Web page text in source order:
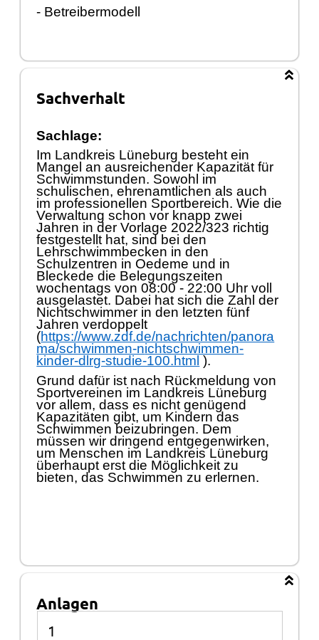
- Betreibermodell
Sachverhalt
Sachlage:
Im Landkreis Lüneburg besteht ein
Mangel an ausreichender Kapazität für
Schwimmstunden. Sowohl im
schulischen, ehrenamtlichen als auch
im professionellen Sportbereich. Wie die
Verwaltung schon vor knapp zwei
Jahren in der Vorlage 2022/323 richtig
festgestellt hat, sind bei den
Lehrschwimmbecken in den
Schulzentren in Oedeme und in
Bleckede die Belegungszeiten
wochentags von 08:00 - 22:00 Uhrvoll
ausgelastet. Dabei hat sich die Zahl der
Nichtschwimmer in den letzten fünf
Jahren verdoppelt
(https://www.zdf.de/nachrichten/panora
ma/schwimmen-nichtschwimmen-
kinder-dlrg-studie-100.html ).
Grund dafür ist nach Rückmeldung von
Sportvereinen im Landkreis Lüneburg
vor allem, dass es nicht genügend
Kapazitäten gibt, um Kindern das
Schwimmen beizubringen. Dem
müssen wir dringend entgegenwirken,
um Menschen im Landkreis Lüneburg
überhaupt erst die Möglichkeit zu
bieten, das Schwimmen zu erlernen.
Anlagen
1